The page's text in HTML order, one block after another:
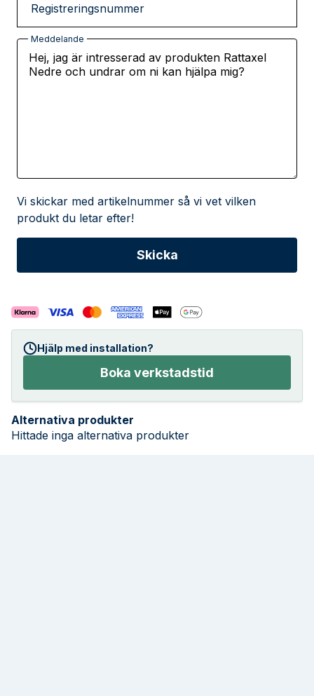
Registreringsnummer
Meddelande
Vi skickar med artikelnummer så vi vet vilken
produkt du letar efter!
Hjälp med installation?
Boka verkstadstid
Alternativa produkter
Hittade inga alternativa produkter